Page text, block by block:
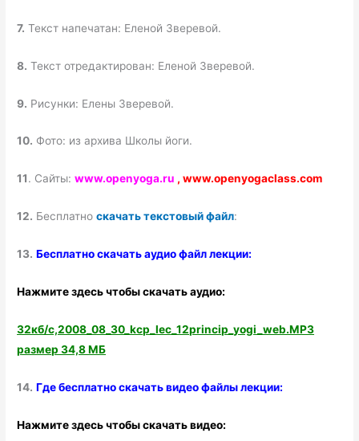
7. Текст напечатан: Еленой Зверевой.
8. Текст отредактирован: Еленой Зверевой.
9. Рисунки: Елены Зверевой.
10. Фото: из архива Школы йоги.
11. Сайты:www.openyoga.ru ,www.openyogaclass.com
12. Бесплатноскачать текстовый файл:
13. Бесплатно скачать аудио файл лекции:
Нажмите здесь чтобы скачать аудио:
32кб/с,2008_08_30_kcp_lec_12princip_yogi_web.MP3
размер 34,8 МБ
14. Где бесплатно скачать видео файлы лекции:
Нажмите здесь чтобы скачать видео: